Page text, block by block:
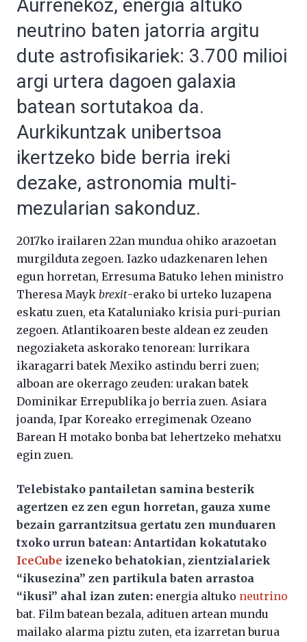
Aurrenekoz, energia altuko
neutrino baten jatorria argitu
dute astrofisikariek: 3.700 milioi
argi urtera dagoen galaxia
batean sortutakoa da.
Aurkikuntzak unibertsoa
ikertzeko bide berria ireki
dezake, astronomia multi-
mezularian sakonduz.
2017ko irailaren 22an mundua ohiko arazoetan
murgilduta zegoen. Iazko udazkenaren lehen
egun horretan, Erresuma Batuko lehen ministro
Theresa Mayk brexit-erako bi urteko luzapena
eskatu zuen, eta Kataluniako krisia puri-purian
zegoen. Atlantikoaren beste aldean ez zeuden
negoziaketa askorako tenorean: lurrikara
ikaragarri batek Mexiko astindu berri zuen;
alboan are okerrago zeuden: urakan batek
Dominikar Errepublika jo berria zuen. Asiara
joanda, Ipar Koreako erregimenak Ozeano
Barean H motako bonba bat lehertzeko mehatxu
egin zuen.
Telebistako pantailetan samina besterik
agertzen ez zen egun horretan, gauza xume
bezain garrantzitsua gertatu zen munduaren
txoko urrun batean: Antartidan kokatutako
IceCube izeneko behatokian, zientzialariek
“ikusezina” zen partikula baten arrastoa
“ikusi” ahal izan zuten: energia altuko neutrino
bat. Film batean bezala, adituen artean mundu
mailako alarma piztu zuten, eta izarretan burua